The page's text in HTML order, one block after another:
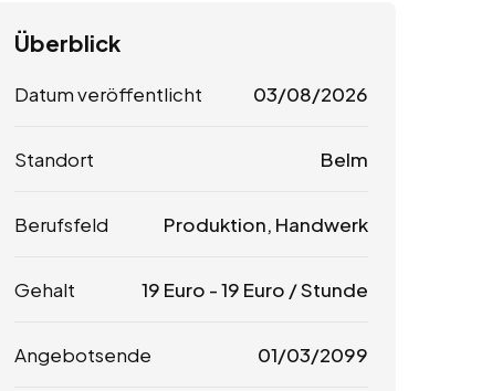
Überblick
Datum veröffentlicht 03/08/2026
Standort Belm
Berufsfeld Produktion, Handwerk
Gehalt 19 Euro -19 Euro / Stunde
Angebotsende 01/03/2099